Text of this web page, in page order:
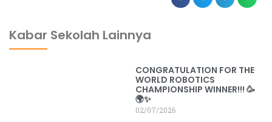
Kabar Sekolah Lainnya
CONGRATULATION FOR THE
WORLD ROBOTICS
CHAMPIONSHIP WINNER!!! 🥳
🌍✨
02/07/2026